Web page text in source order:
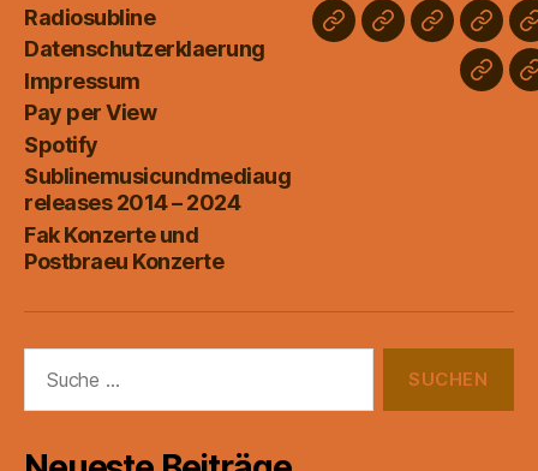
Radiosubline
Datenschutzerklaerung
Impressum
Pay per View
Spotify
Sublinemusicundmediaug
releases 2014 – 2024
Fak Konzerte und
Postbraeu Konzerte
RadiosublineImpressum
Pay
per
View
nach: